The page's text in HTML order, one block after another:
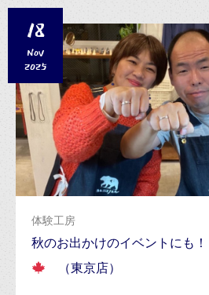
18
NOV
2025
体験工房
秋のお出かけのイベントにも
（東京店）